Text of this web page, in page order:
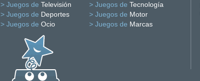
> Juegos de Televisión > Juegos de Tecnología
> Juegos de Deportes > Juegos de Motor
> Juegos de Ocio > Juegos de Marcas